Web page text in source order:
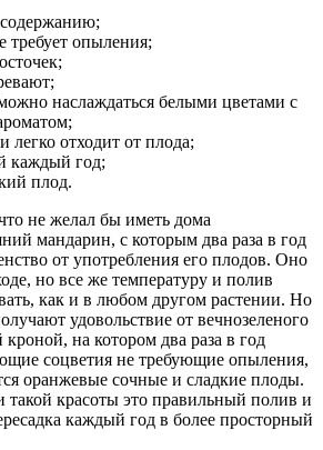
требует опыления;
наслаждаться белыми цветами с
легко отходит от плода;
каждый год;
плод.
не желал бы иметь дома
мандарин, с которым два раза в год
от употребления его плодов. Оно
но все же температуру и полив
как и в любом другом растении. Но
удовольствие от вечнозеленого
кроной, на котором два раза в год
соцветия не требующие опыления,
оранжевые сочные и сладкие плоды.
такой красоты это правильный полив и
каждый год в более просторный